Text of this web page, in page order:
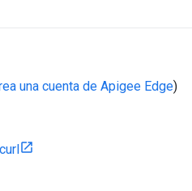
una cuenta de Apigee Edge)
curl